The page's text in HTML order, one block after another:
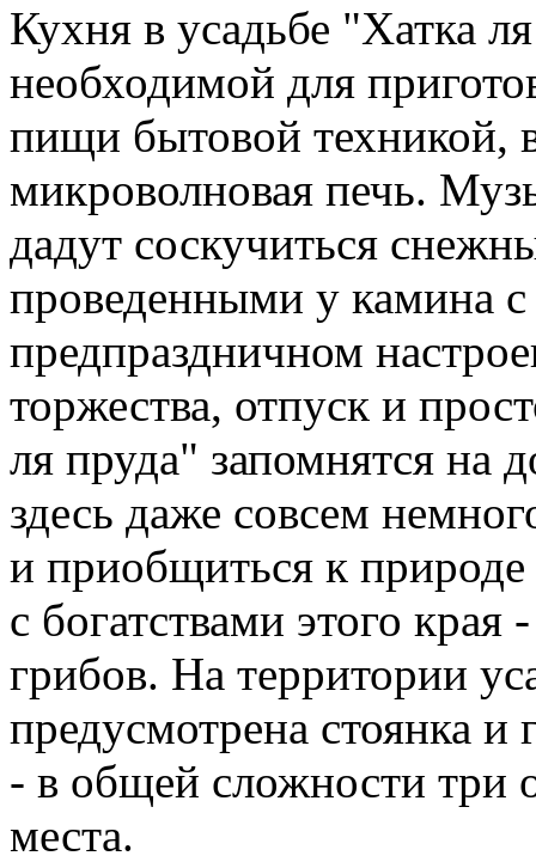
Кухня в усадьбе "Хатка
необходимой для
пищи бытовой техникой,
микроволновая печь.
дадут соскучиться
проведенными у камина
предпраздничном
торжества, отпуск и
ля пруда" запомнятся на
здесь даже совсем
и приобщиться к
с богатствами этого края
грибов. На территории
предусмотрена стоянка и
- в общей сложности три
места.